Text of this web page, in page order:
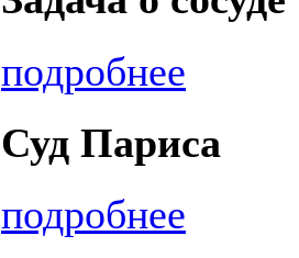
подробнее
Суд Париса
подробнее